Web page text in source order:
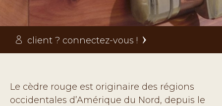
client ? connectez-vous !
Le cèdre rouge est originaire des régions
occidentales d’Amérique du Nord, depuis le